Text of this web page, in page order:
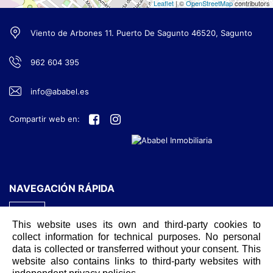
This website uses its own and third-party cookies to
collect information for technical purposes. No personal
data is collected or transferred without your consent. This
website also contains links to third-party websites with
Leaflet | ©OpenStreetMapcontributors
Viento de Arbones 11. Puerto De Sagunto 46520, Sagunto
962 604 395
info@ababel.es
Compartir web en:
NAVEGACIÓN RÁPIDA
CONTACTO
AVISO LEGAL